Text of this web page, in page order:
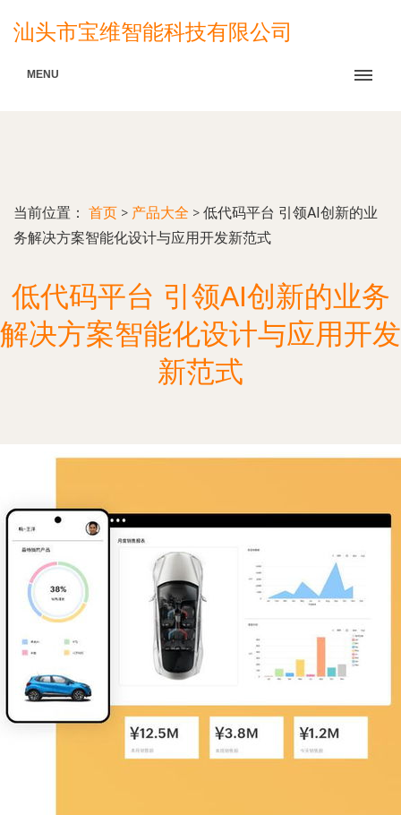
汕头市宝维智能科技有限公司
MENU
当前位置： 首页 > 产品大全 > 低代码平台 引领AI创新的业
务解决方案智能化设计与应用开发新范式
低代码平台 引领AI创新的业务
解决方案智能化设计与应用开发
新范式